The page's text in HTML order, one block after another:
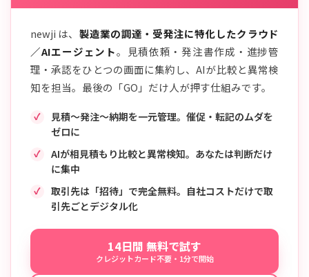
newji は、 製造業の調達・受発注に特化したクラウド
／AIエージェント。見積依頼・発注書作成・進捗管
理・承認をひとつの画面に集約し、AIが比較と異常検
知を担当。最後の「GO」だけ人が押す仕組みです。
見積〜発注〜納期を一元管理。催促・転記のムダを
ゼロに
AIが相見積もり比較と異常検知。あなたは判断だけ
に集中
取引先は「招待」で完全無料。自社コストだけで取
引先ごとデジタル化
14日間 無料で試す
クレジットカード不要・1分で開始